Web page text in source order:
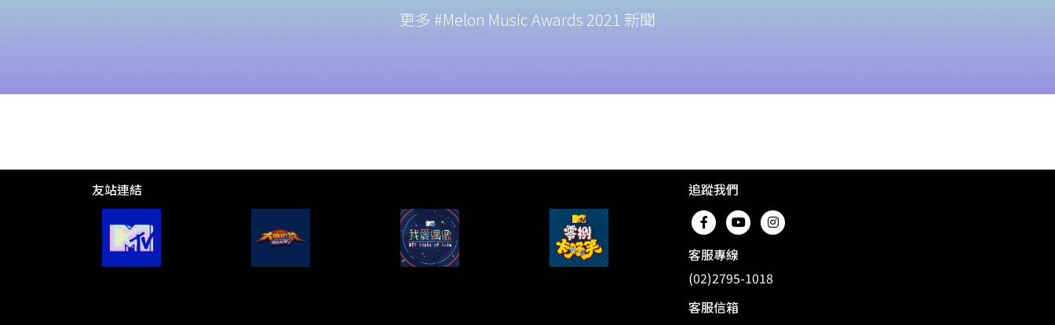
更多 #Melon Music Awards 2021 新聞
友站連結 追蹤我們
客服專線
(02)2795-1018
客服信箱